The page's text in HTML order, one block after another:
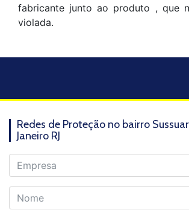
fabricante junto ao produto , que
violada.
Redes de Proteção no bairro
Janeiro RJ